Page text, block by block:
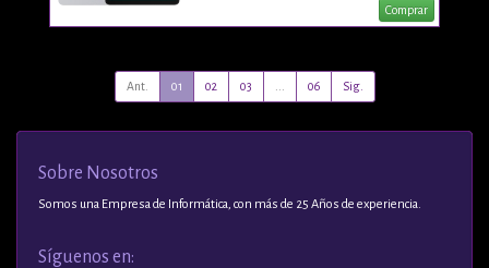
Comprar
Ant. 01 02 03 06 Sig.
Sobre Nosotros
Somos una Empresa de Informática, con más de 25 Años de experiencia.
Síguenos en: